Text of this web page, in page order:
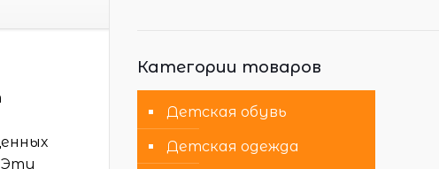
Эти
Категории товаров
Детская обувь
Детская одежда